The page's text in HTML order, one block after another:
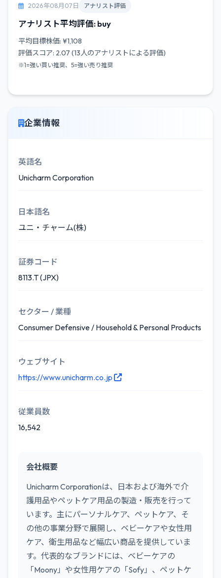
2026年08月07日 アナリスト評価
アナリスト平均評価: buy
平均目標株価: ¥1,108
評価スコア: 2.07 (13人のアナリストによる評価)
※1=強い買い推奨、5=強い売り推奨
企業情報
英語名
Unicharm Corporation
日本語名
ユニ・チャーム(株)
証券コード
8113.T (JPX)
セクター / 業種
Consumer Defensive / Household & Personal Products
ウェブサイト
https://www.unicharm.co.jp
従業員数
16,542
会社概要
Unicharm Corporationは、日本および海外で介
護用品やペットケア用品の製造・販売を行って
います。主にパーソナルケア、ペットケア、そ
の他の事業分野で展開し、ベビーケアや女性用
ケア、衛生用品など幅広い商品を提供していま
す。代表的なブランドには、ベビーケアの
「Moony」や女性用ケアの「Sofy」、ペットケ